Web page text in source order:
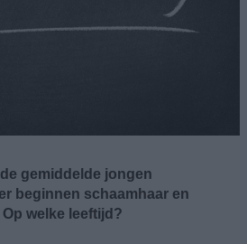
gemiddelde jongen
beginnen schaamhaar en
welke leeftijd?